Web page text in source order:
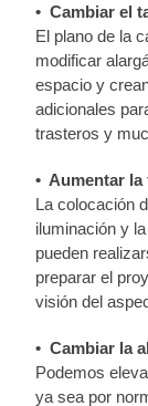
• Cambiar el
El plano de la
modificar
espacio y
adicionales
trasteros y
• Aumentar
La colocación
iluminación y
pueden
preparar el
visión del
• Cambiar la
Podemos
ya sea por